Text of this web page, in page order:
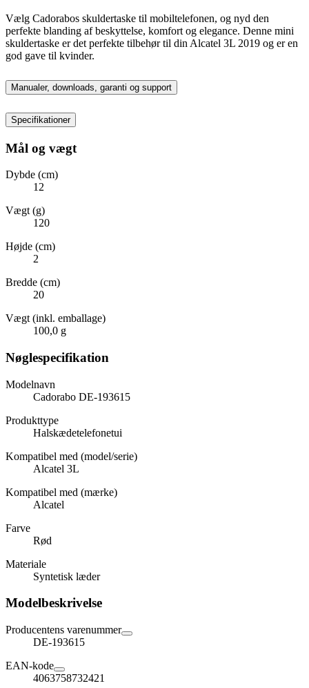
Vælg Cadorabos skuldertaske til mobiltelefonen, og nyd den
perfekte blanding af beskyttelse, komfort og elegance. Denne mini
skuldertaske er det perfekte tilbehør til din Alcatel 3L 2019 og er en
god gave til kvinder.
Manualer, downloads, garanti og support
Specifikationer
Mål og vægt
Dybde (cm)
12
Vægt (g)
120
Højde (cm)
2
Bredde (cm)
20
Vægt (inkl. emballage)
100,0 g
Nøglespecifikation
Modelnavn
Cadorabo DE-193615
Produkttype
Halskædetelefonetui
Kompatibel med (model/serie)
Alcatel 3L
Kompatibel med (mærke)
Alcatel
Farve
Rød
Materiale
Syntetisk læder
Modelbeskrivelse
Producentens varenummer
DE-193615
EAN-kode
4063758732421